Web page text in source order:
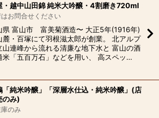
・越中山田錦 純米大吟醸・4割磨き720ml
お問合せください
県 富山市 富美菊酒造〜 大正5年(1916年)
麓・百塚にて羽根滋太郎が創業。 北アルプ
山連峰から流れる清廉な地下水と 富山の酒
米「五百万石」などを用い、 高スペッ…
「純米吟醸」「深層水仕込・純米吟醸」(店
のみ)
のみ